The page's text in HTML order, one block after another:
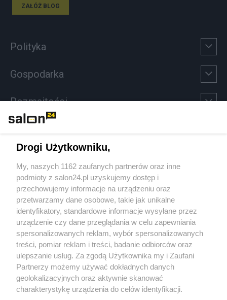
ZAŁÓŻ BLOG
Polityka
Gospodarka
Rozmaitości
Sport
Społeczeństwo
Kultura
X Facebook Instagram Youtube
Drogi Użytkowniku,
My, naszych 1162 zaufanych partnerów oraz inne
podmioty z salon24.pl uzyskujemy dostęp i
przechowujemy informacje na urządzeniu oraz
przetwarzamy dane osobowe, takie jak unikalne
identyfikatory, standardowe informacje wysyłane przez
urządzenie czy dane przeglądania w celu zapewniania
spersonalizowanych reklam, wybór spersonalizowanych
treści, pomiar reklam i treści, badanie odbiorców oraz
ulepszanie usług. Za zgodą Użytkownika my i Zaufani
Partnerzy możemy używać dokładnych danych
geolokalizacyjnych oraz aktywnie skanować
charakterystykę urządzenia do celów identyfikacji.